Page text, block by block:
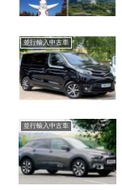
並行輸入中古車
並行輸入中古車